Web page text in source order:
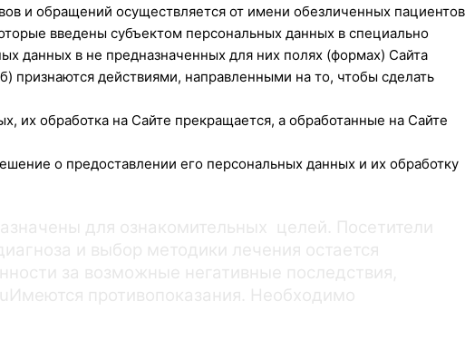
и обращений осуществляется от имени обезличенных пациентов
введены субъектом персональных данных в специально
данных в не предназначенных для них полях (формах) Сайта
действиями, направленными на то, чтобы сделать
их обработка на Сайте прекращается, а обработанные на Сайте
о предоставлении его персональных данных и их обработку
для ознакомительных целей. Посетители
и выбор методики лечения остается
за возможные негативные последствия,
противопоказания. Необходимо